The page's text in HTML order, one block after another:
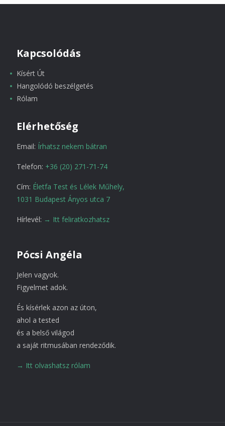
Kapcsolódás
Kísért Út
Hangolódó beszélgetés
Rólam
Elérhetőség
Email: Írhatsz nekem bátran
Telefon: +36 (20) 271-71-74
Cím: Életfa Test és Lélek Műhely,
1031 Budapest Ányos utca 7
Hírlevél: → Itt feliratkozhatsz
Pócsi Angéla
Jelen vagyok.
Figyelmet adok.
És kísérlek azon az úton,
ahol a tested
és a belső világod
a saját ritmusában rendeződik.
→ Itt olvashatsz rólam